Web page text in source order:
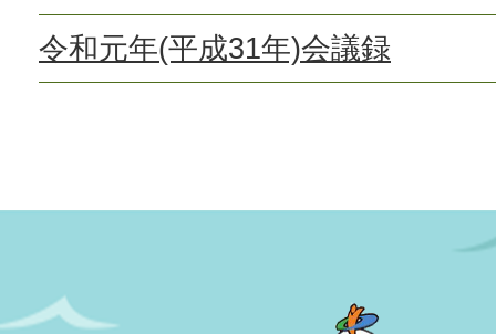
令和元年(平成31年)会議録